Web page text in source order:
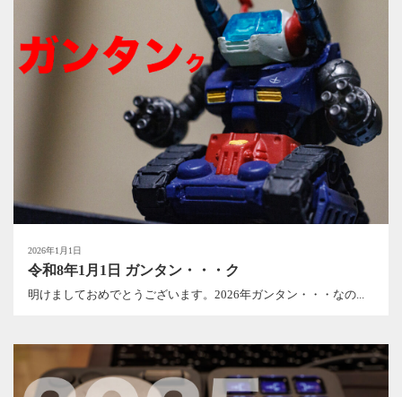
2026年1月1日
令和8年1月1日 ガンタン・・・ク
明けましておめでとうございます。2026年ガンタン・・・なの...